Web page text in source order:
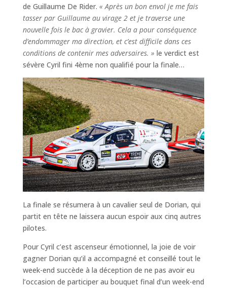
de Guillaume De Rider. « Après un bon envol je me fais
tasser par Guillaume au virage 2 et je traverse une
nouvelle fois le bac à gravier. Cela a pour conséquence
d’endommager ma direction, et c’est difficile dans ces
conditions de contenir mes adversaires. » le verdict est
sévère Cyril fini 4ème non qualifié pour la finale…
La finale se résumera à un cavalier seul de Dorian, qui
partit en tête ne laissera aucun espoir aux cinq autres
pilotes.
Pour Cyril c’est ascenseur émotionnel, la joie de voir
gagner Dorian qu’il a accompagné et conseillé tout le
week-end succède à la déception de ne pas avoir eu
l’occasion de participer au bouquet final d’un week-end